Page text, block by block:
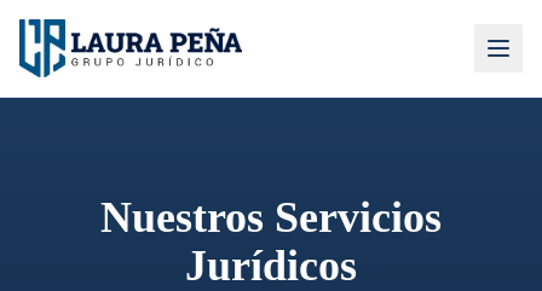
Nuestros Servicios
Jurídicos